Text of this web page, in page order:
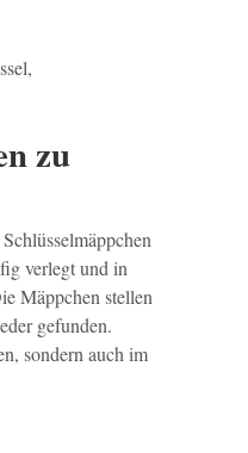
zu
verlegt und in
Mäppchen stellen
gefunden.
sondern auch im